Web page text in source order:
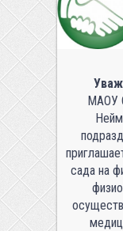
МАОУ
сада на